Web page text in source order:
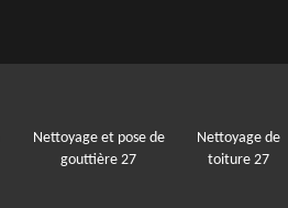
Nettoyage et pose de
gouttière 27
Nettoyage de
toiture 27